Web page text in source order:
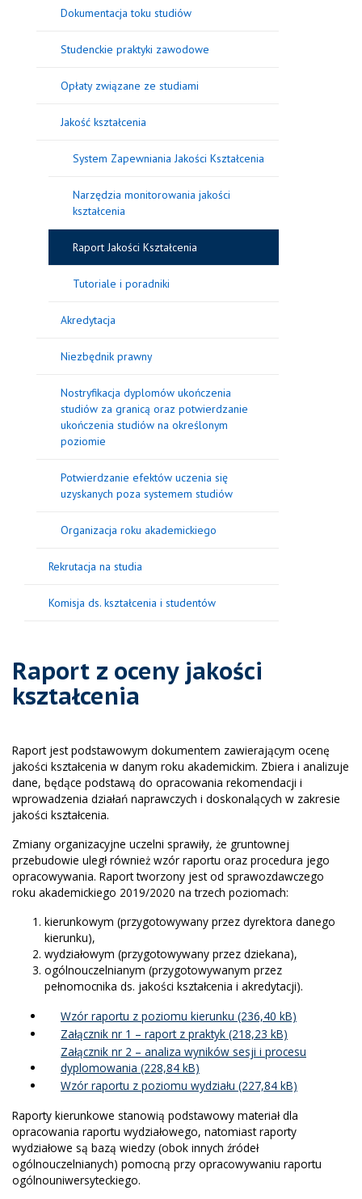
Raport z oceny jakości
kształcenia
Raport jest podstawowym dokumentem zawierającym ocenę
jakości kształcenia w danym roku akademickim. Zbiera i analizuje
dane, będące podstawą do opracowania rekomendacji i
wprowadzenia działań naprawczych i doskonalących w zakresie
jakości kształcenia.
Zmiany organizacyjne uczelni sprawiły, że gruntownej
przebudowie uległ również wzór raportu oraz procedura jego
opracowywania. Raport tworzony jest od sprawozdawczego
roku akademickiego 2019/2020 na trzech poziomach:
kierunkowym (przygotowywany przez dyrektora danego
kierunku),
wydziałowym (przygotowywany przez dziekana),
ogólnouczelnianym (przygotowywanym przez
pełnomocnika ds. jakości kształcenia i akredytacji).
Wzór raportu z poziomu kierunku
Załącznik nr 1 – raport z praktyk
Załącznik nr 2 – analiza wyników sesji i procesu
dyplomowania
Wzór raportu z poziomu wydziału
Raporty kierunkowe stanowią podstawowy materiał dla
opracowania raportu wydziałowego, natomiast raporty
wydziałowe są bazą wiedzy (obok innych źródeł
ogólnouczelnianych) pomocną przy opracowywaniu raportu
ogólnouniwersyteckiego.
Dokumentacja toku studiów
Studenckie praktyki zawodowe
Opłaty związane ze studiami
Jakość kształcenia
System Zapewniania Jakości Kształcenia
Narzędzia monitorowania jakości
kształcenia
Raport Jakości Kształcenia
Tutoriale i poradniki
Akredytacja
Niezbędnik prawny
Nostryfikacja dyplomów ukończenia
studiów za granicą oraz potwierdzanie
ukończenia studiów na określonym
poziomie
Potwierdzanie efektów uczenia się
uzyskanych poza systemem studiów
Organizacja roku akademickiego
Rekrutacja na studia
Komisja ds. kształcenia i studentów